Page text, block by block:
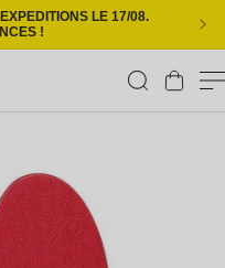
LE 17/08.
!
Panier